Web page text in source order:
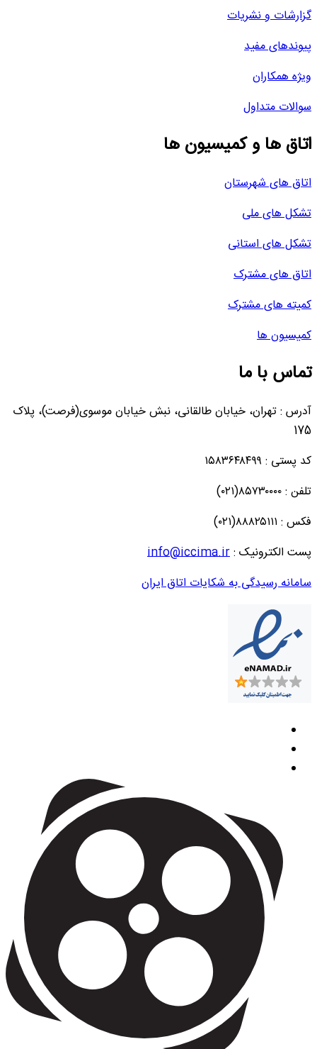
گزارشات و نشریات
پیوندهای مفید
ویژه همکاران
سوالات متداول
اتاق ها و کمیسیون ها
اتاق های شهرستان
تشکل های ملی
تشکل های استانی
اتاق های مشترک
کمیته های مشترک
کمیسیون ها
تماس با ما
آدرس : تهران، خیابان طالقانی، نبش خیابان موسوی(فرصت)، پلاک
175
کد پستی : ۱۵۸۳۶۴۸۴۹۹
تلفن : ۸۵۷۳۰۰۰۰(۰۲۱)
فکس : ۸۸۸۲۵۱۱۱(۰۲۱)
پست الکترونیک :info@iccima.ir
سامانه رسیدگی به شکایات اتاق ایران